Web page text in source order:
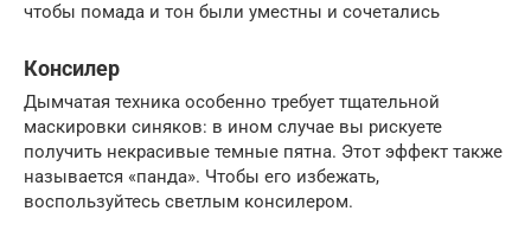
чтобы помада и тон были уместны и сочетались
Консилер
Дымчатая техника особенно требует тщательной
маскировки синяков: в ином случае вы рискуете
получить некрасивые темные пятна. Этот эффект также
называется «панда». Чтобы его избежать,
воспользуйтесь светлым консилером.